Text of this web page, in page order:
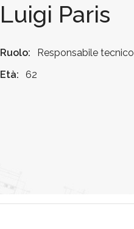
Luigi Paris
Ruolo:
Responsabile tecnico
Età:
62